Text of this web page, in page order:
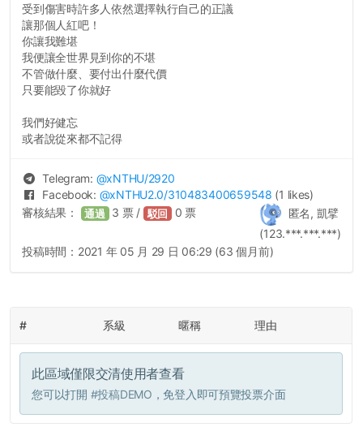
受到傷害時許多人依然選擇執行自己的正議
讓那個人紅吧！
你讓我難堪
我便讓全世界見到你的不堪
不管做什麼、要付出什麼代價
只要能毀了你就好
我們好健忘
或者說從來都不記得
Telegram: @xNTHU/2920
Facebook: @xNTHU2.0/310483400659548 (1 likes)
匿名, 凱擘
(123.***.***.***)
審核結果： 通過 3 票 / 駁回 0 票
投稿時間： 2021 年 05 月 29 日 06:29 (63 個月前)
# 系級 暱稱 理由
此區域僅限交清使用者查看
您可以打開 #投稿DEMO ，免登入即可預覽投票介面